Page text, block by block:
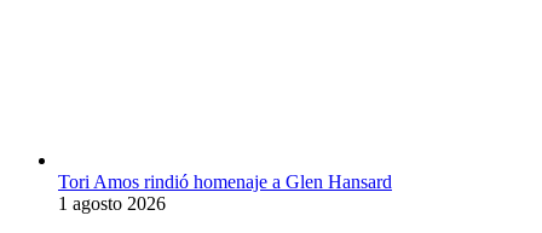
Tori Amos rindió homenaje a Glen Hansard
1 agosto 2026